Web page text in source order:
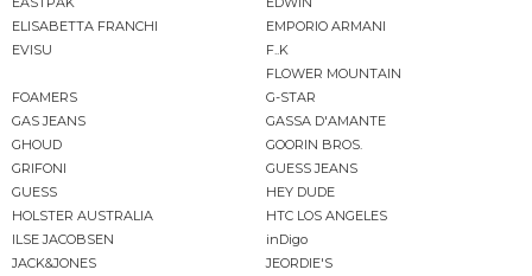
ELISABETTA FRANCHI
EMPORIO ARMANI
EVISU
F..K
FLOWER MOUNTAIN
FOAMERS
G-STAR
GAS JEANS
GASSA D'AMANTE
GHOUD
GOORIN BROS.
GRIFONI
GUESS JEANS
GUESS
HEY DUDE
HOLSTER AUSTRALIA
HTC LOS ANGELES
ILSE JACOBSEN
inDigo
JACK&JONES
JEORDIE'S